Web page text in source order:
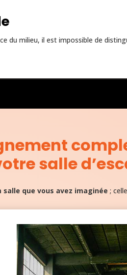
du milieu, il est impossible de
salle
salle que vous avez imaginée ;